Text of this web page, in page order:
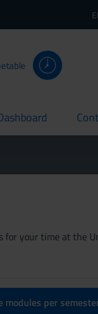
for your time at the
modules per